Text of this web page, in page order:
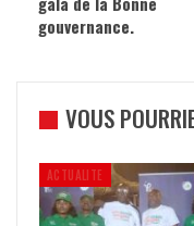
gouvernance.
VOUS
ACTUALITE